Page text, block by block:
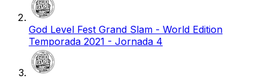
God Level Fest Grand Slam - World Edition
Temporada 2021 - Jornada 4